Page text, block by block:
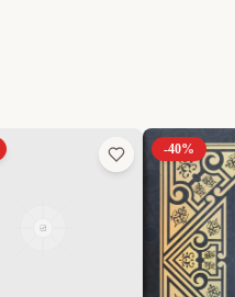
-40%